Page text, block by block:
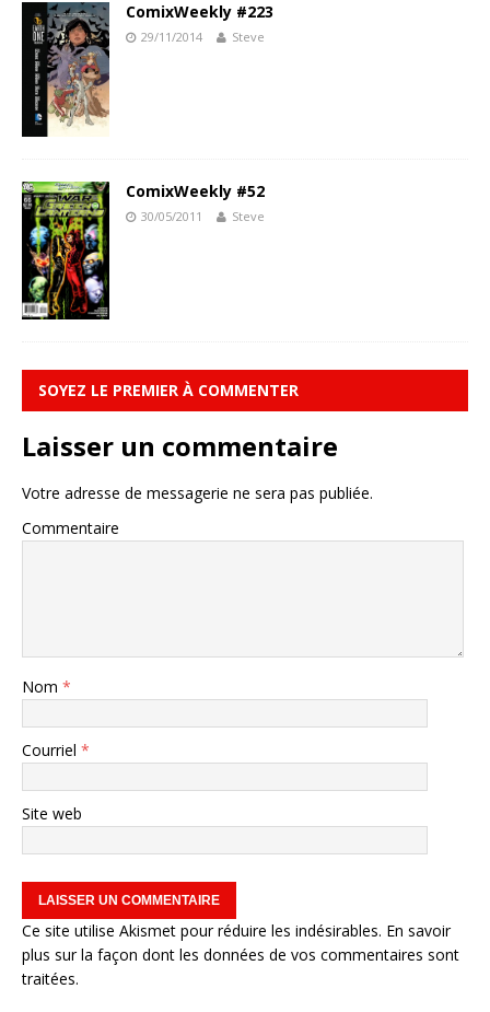
ComixWeekly #223
29/11/2014 Steve
ComixWeekly #52
30/05/2011 Steve
SOYEZ LE PREMIER À COMMENTER
Laisser un commentaire
Votre adresse de messagerie ne sera pas publiée.
Commentaire
Nom *
Courriel *
Site web
Ce site utilise Akismet pour réduire les indésirables. En savoir
plus sur la façon dont les données de vos commentaires sont
traitées.